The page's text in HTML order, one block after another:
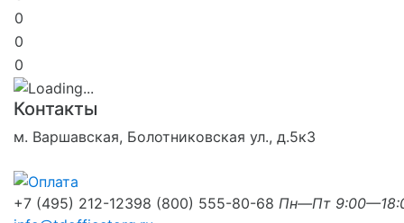
0
0
0
Контакты
м. Варшавская, Болотниковская ул., д.5к3
+7 (495) 212-12398 (800) 555-80-68 Пн—Пт